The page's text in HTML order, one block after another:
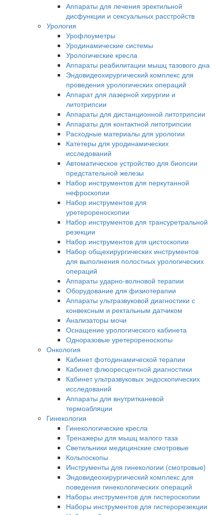
Аппараты для лечения эректильной
дисфункции и сексуальных расстройств
Урология
Урофлоуметры
Уродинамические системы
Урологические кресла
Аппараты реабилитации мышц тазового дна
Эндовидеохирургический комплекс для
проведения урологических операций
Аппарат для лазерной хирургии и
литотрипсии
Аппараты для дистанционной литотрипсии
Аппараты для контактной литотрипсии
Расходные материалы для урологии
Катетеры для уродинамических
исследований
Автоматическое устройство для биопсии
предстательной железы
Набор инструментов для перкутанной
нефроскопии
Набор инструментов для
уретерореноскопии
Набор инструментов для трансуретральной
резекции
Набор инструментов для цистоскопии
Набор общехирургических инструментов
для выполнения полостных урологических
операций
Аппараты ударно-волновой терапии
Оборудование для физиотерапии
Аппараты ультразвуковой диагностики с
конвексным и ректальным датчиком
Анализаторы мочи
Оснащение урологического кабинета
Одноразовые уретерореноскопы
Онкология
Кабинет фотодинамической терапии
Кабинет флюоресцентной диагностики
Кабинет ультразвуковых эндоскопических
исследований
Аппараты для внутритканевой
термоабляции
Гинекология
Гинекологические кресла
Тренажеры для мышц малого таза
Светильники медицинские смотровые
Кольпоскопы
Инструменты для гинекологии (смотровые)
Эндовидеохирургический комплекс для
поведения гинекологических операций
Наборы инструментов для гистероскопии
Наборы инструментов для гистерорезекции